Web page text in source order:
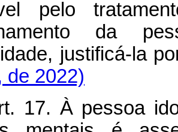
pelo
da
justificá-la
de 2022)
17. À pessoa